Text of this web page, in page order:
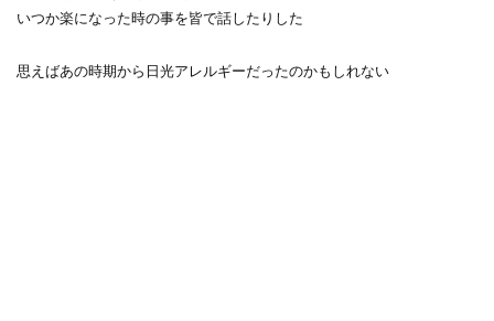
いつか楽になった時の事を皆で話したりした
思えばあの時期から日光アレルギーだったのかもしれない